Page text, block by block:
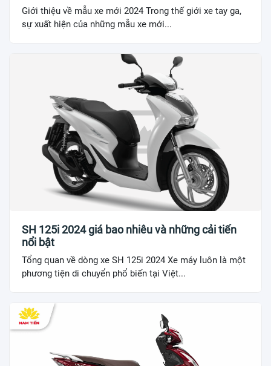
Giới thiệu về mẫu xe mới 2024 Trong thế giới xe tay ga,
sự xuất hiện của những mẫu xe mới...
SH 125i 2024 giá bao nhiêu và những cải tiến
nổi bật
Tổng quan về dòng xe SH 125i 2024 Xe máy luôn là một
phương tiện di chuyển phổ biến tại Việt...